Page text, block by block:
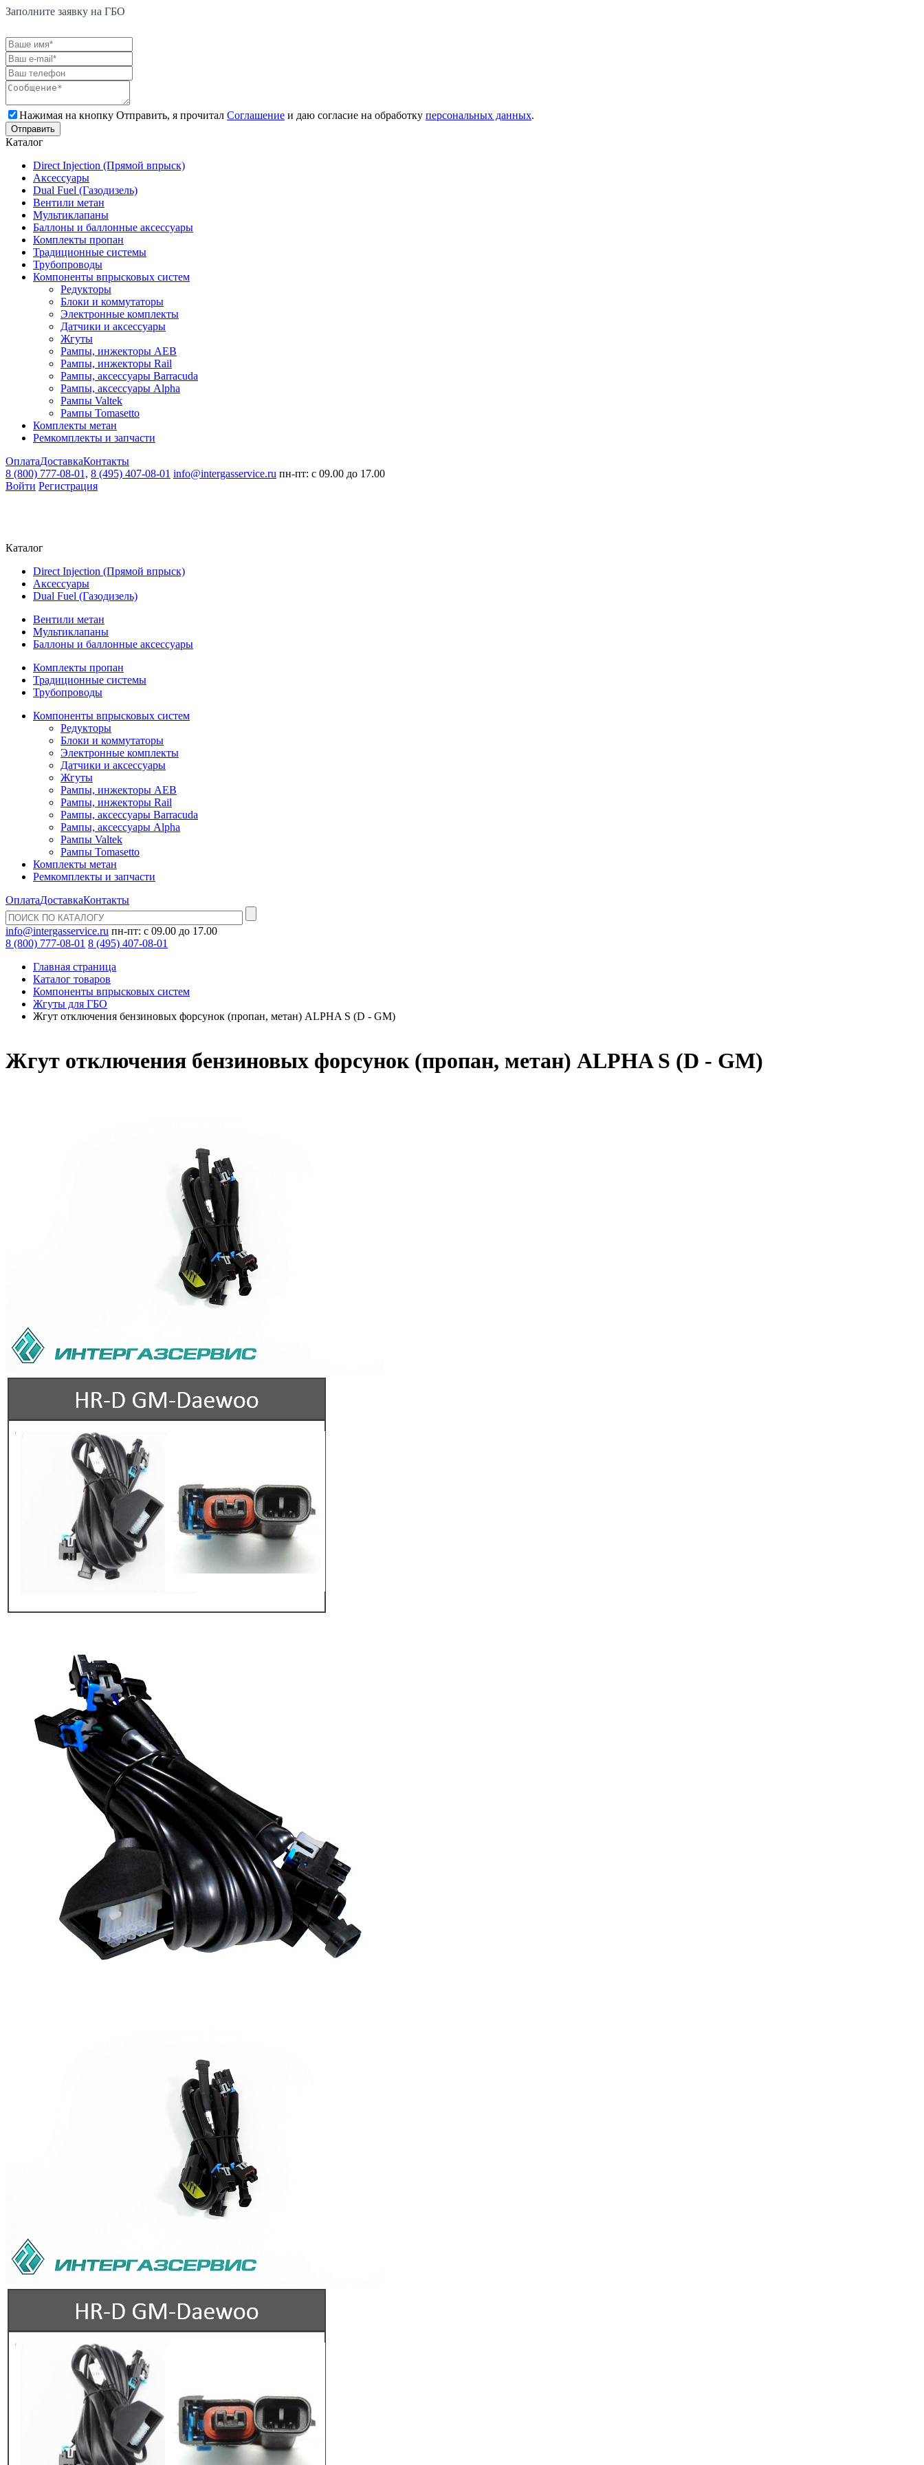
Заполните заявку на ГБО
Нажимая на кнопку Отправить, я прочитал Соглашение и даю согласие на обработку персональных данных.
Каталог
Direct Injection (Прямой впрыск)
Аксессуары
Dual Fuel (Газодизель)
Вентили метан
Мультиклапаны
Баллоны и баллонные аксессуары
Комплекты пропан
Традиционные системы
Трубопроводы
Компоненты впрысковых систем
Редукторы
Блоки и коммутаторы
Электронные комплекты
Датчики и аксессуары
Жгуты
Рампы, инжекторы AEB
Рампы, инжекторы Rail
Рампы, аксессуары Barracuda
Рампы, аксессуары Alpha
Рампы Valtek
Рампы Tomasetto
Комплекты метан
Ремкомплекты и запчасти
ОплатаДоставкаКонтакты
8 (800) 777-08-01, 8 (495) 407-08-01 info@intergasservice.ru пн-пт: с 09.00 до 17.00
Войти Регистрация
Каталог
Direct Injection (Прямой впрыск)
Аксессуары
Dual Fuel (Газодизель)
Вентили метан
Мультиклапаны
Баллоны и баллонные аксессуары
Комплекты пропан
Традиционные системы
Трубопроводы
Компоненты впрысковых систем
Редукторы
Блоки и коммутаторы
Электронные комплекты
Датчики и аксессуары
Жгуты
Рампы, инжекторы AEB
Рампы, инжекторы Rail
Рампы, аксессуары Barracuda
Рампы, аксессуары Alpha
Рампы Valtek
Рампы Tomasetto
Комплекты метан
Ремкомплекты и запчасти
ОплатаДоставкаКонтакты
info@intergasservice.ru пн-пт: с 09.00 до 17.00
8 (800) 777-08-01 8 (495) 407-08-01
Главная страница
Каталог товаров
Компоненты впрысковых систем
Жгуты для ГБО
Жгут отключения бензиновых форсунок (пропан, метан) ALPHA S (D - GM)
Жгут отключения бензиновых форсунок (пропан, метан) ALPHA S (D - GM)